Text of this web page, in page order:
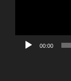
00:00